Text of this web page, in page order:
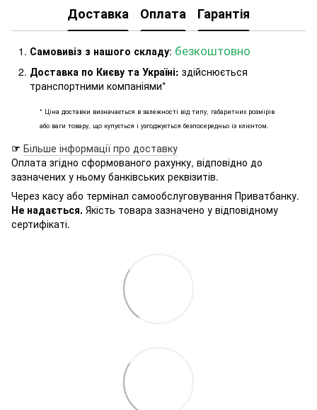
Доставка Оплата Гарантія
Самовивіз з нашого складу: безкоштовно
Доставка по Києву та Україні: здійснюється
транспортними компаніями*
* Ціна доставки визначається в залежності від типу, габаритних розмірів
або ваги товару, що купується і узгоджується безпосередньо із клієнтом.
☞ Більше інформації про доставку
Оплата згідно сформованого рахунку, відповідно до
зазначених у ньому банківських реквізитів.
Через касу або термінал самообслуговування Приватбанку.
Не надається. Якість товара зазначено у відповідному
сертифікаті.